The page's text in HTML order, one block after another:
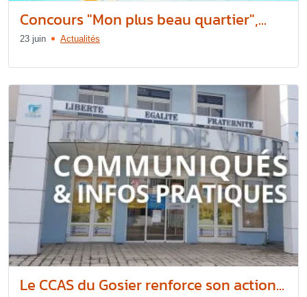
Concours "Mon plus beau quartier",...
23 juin Actualités
Le CCAS du Gosier renforce son action...